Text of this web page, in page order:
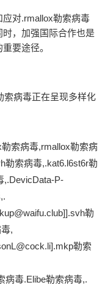
对.rmallox勒索病毒
，加强国际合作也是
要途径。
索病毒正在呈现多样化
索病毒,rmallox勒索病
勒索病毒,.kat6.l6st6r勒
,.DevicData-P-
勒
,
勒索
病毒.Elibe勒索病毒,.